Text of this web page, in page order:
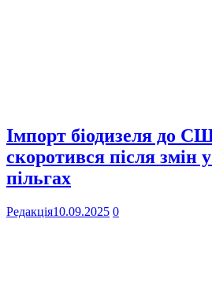
Імпорт біодизеля до
скоротився після змін
пільгах
Редакція10.09.2025 0